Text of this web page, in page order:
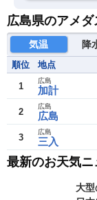
広島県のアメ
気温 降
順位 地点
1 加計
広島
2 広島
広島
3 三入
広島
最新のお天気ニ
大